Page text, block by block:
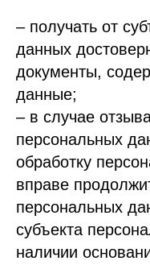
– получать от
данных
документы,
данные;
– в случае
персональных
обработку
вправе
персональных
субъекта
наличии